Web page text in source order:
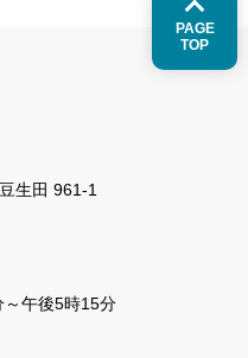
PAGE
TOP
生田 961-1
午後5時15分